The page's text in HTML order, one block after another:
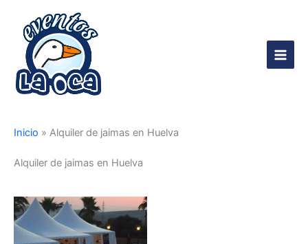
contenido
Main
Inicio » Alquiler de jaimas en Huelva
Alquiler de jaimas en Huelva